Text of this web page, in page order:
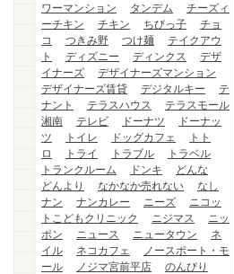
ワーマンション
タンデム
チーズィ
ーチキン
チキン ちびっ子
チョ
コ
つきみ野 つけ麺
テイクアウ
ト
ディズニー ディンクス
デザ
イナーズ
デザイナーズマンション
デザイナーズ賃貸
デジタルキー
テ
ナント
テラスハウス
テラスモール
湘南
テレビ ドーナツ
ドーナッ
ツ
トイレ ドッグカフェ
トト
ロ
トライ トラブル
トラベル
トランクルーム
ドンキ
どんな
どんより
なかなか売れない
なし
ナン
ナンカレー ニーズ
ニコッ
トこどもクリニック
ニジマス
ニッ
ポン
ニュース ニュータウン
ネ
イル
ネコカフェ
ノースポート・モ
ール
ノジマ宮前平店
のんびり